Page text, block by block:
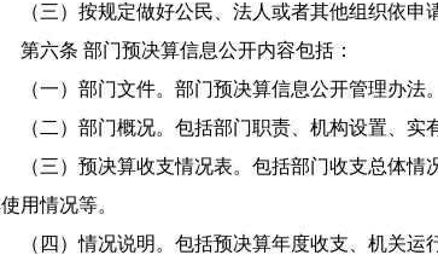
（三）按规定做好公民、法人或者其他组织依申
第六条 部门预决算信息公开内容包括：
（一）部门文件。部门预决算信息公开管理办法。
（二）部门概况。包括部门职责、机构设置、实
（三）预决算收支情况表。包括部门收支总体
用情况等。
（四）情况说明。包括预决算年度收支、机关